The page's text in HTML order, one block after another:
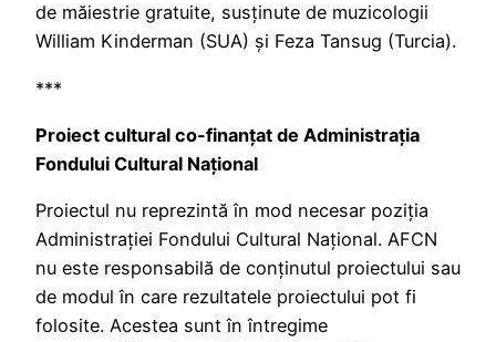
de măiestrie gratuite, susținute de muzicologii
William Kinderman (SUA) și Feza Tansug (Turcia).
***
Proiect cultural co-finanțat de Administrația
Fondului Cultural Național
Proiectul nu reprezintă în mod necesar poziţia
Administrației Fondului Cultural Național. AFCN
nu este responsabilă de conținutul proiectului sau
de modul în care rezultatele proiectului pot fi
folosite. Acestea sunt în întregime